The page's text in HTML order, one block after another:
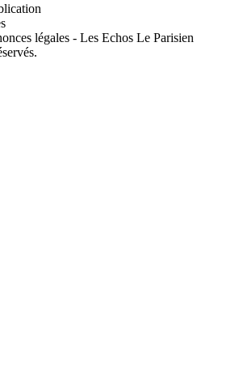
légales - Les Echos Le Parisien